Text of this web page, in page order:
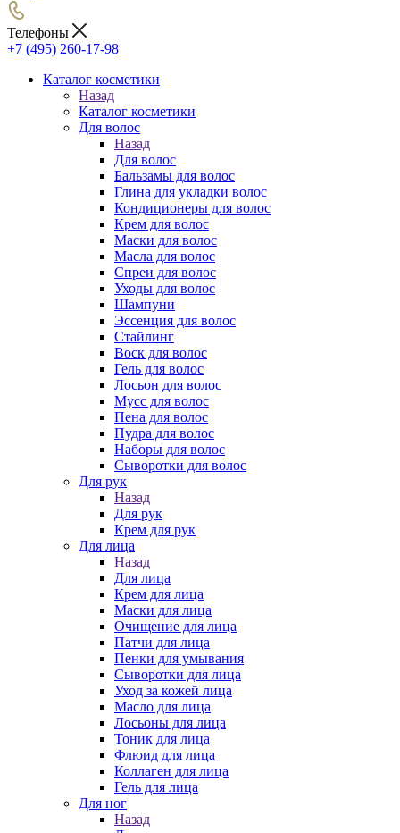
Телефоны
+7 (495) 260-17-98
Каталог косметики
Назад
Каталог косметики
Для волос
Назад
Для волос
Бальзамы для волос
Глина для укладки волос
Кондиционеры для волос
Крем для волос
Маски для волос
Масла для волос
Спреи для волос
Уходы для волос
Шампуни
Эссенция для волос
Стайлинг
Воск для волос
Гель для волос
Лосьон для волос
Мусс для волос
Пена для волос
Пудра для волос
Наборы для волос
Сыворотки для волос
Для рук
Назад
Для рук
Крем для рук
Для лица
Назад
Для лица
Крем для лица
Маски для лица
Очищение для лица
Патчи для лица
Пенки для умывания
Сыворотки для лица
Уход за кожей лица
Масло для лица
Лосьоны для лица
Тоник для лица
Флюид для лица
Коллаген для лица
Гель для лица
Для ног
Назад